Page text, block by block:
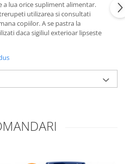
lua orice supliment alimentar.
utilizarea si consultati
copiilor. A se pastra la
daca sigiliul exterioar lipseste